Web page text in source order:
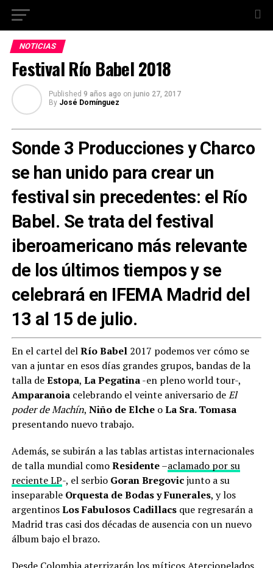
NOTICIAS
Festival Río Babel 2018
Published 9 años ago on junio 27, 2017
By José Domínguez
Sonde 3 Producciones y Charco
se han unido para crear un
festival sin precedentes: el Río
Babel. Se trata del festival
iberoamericano más relevante
de los últimos tiempos y se
celebrará en IFEMA Madrid del
13 al 15 de julio.
En el cartel delRío Babel2017 podemos ver cómo se
van a juntar en esos días grandes grupos, bandas de la
talla deEstopa, La Pegatina-en pleno world tour-,
Amparanoiacelebrando el veinte aniversario deEl
poder de Machín, Niño de ElcheoLa Sra. Tomasa
presentando nuevo trabajo.
Además, se subirán a las tablas artistas internacionales
de talla mundial comoResidente–aclamado por su
reciente LP-, el serbio Goran Bregovicjunto a su
inseparable Orquesta de Bodas y Funerales, y los
argentinosLos Fabulosos Cadillacsque regresarán a
Madrid tras casi dos décadas de ausencia con un nuevo
álbum bajo el brazo.